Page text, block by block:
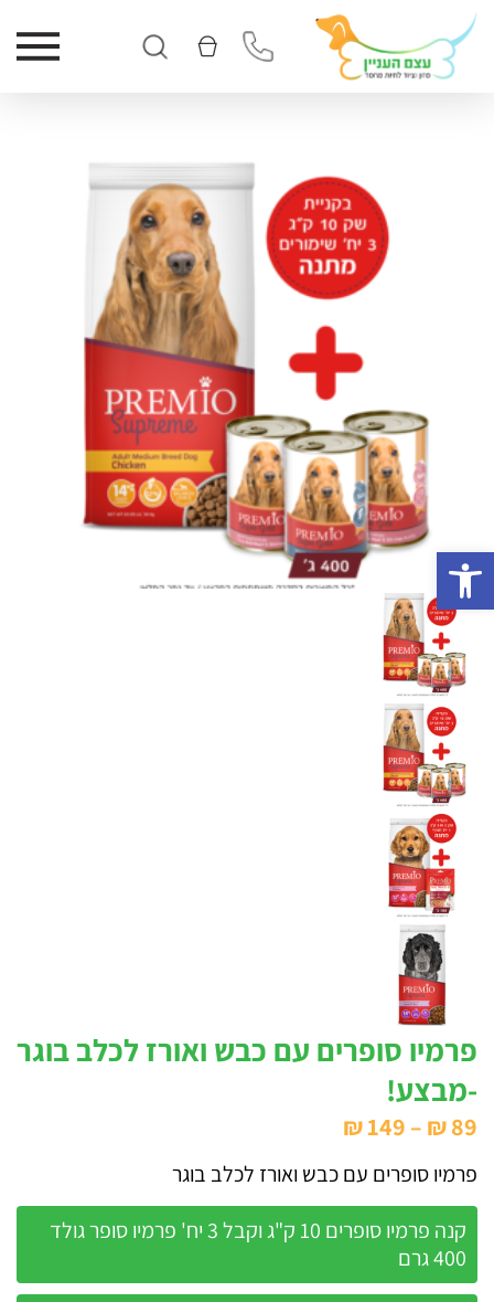
פרמיו סופרים עם כבש ואורז לכלב בוגר
-מבצע!
₪89
–
₪149
עד
פרמיו סופרים עם כבש ואורז לכלב בוגר
קנה פרמיו סופרים 10 ק"ג וקבל 3 יח' פרמיו סופר גולד
400 גרם
פתח סרגל נגישות